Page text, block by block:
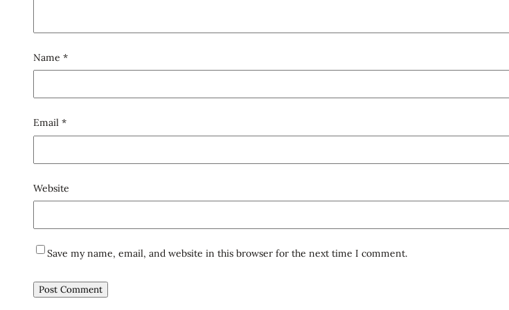
Name *
Email *
Website
Save my name, email, and website in this browser for the next time I comment.